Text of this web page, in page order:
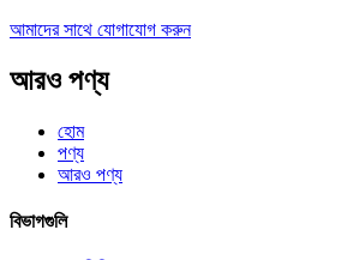
আমাদের সাথে যোগাযোগ করুন
আরও পণ্য
হোম
পণ্য
আরও পণ্য
বিভাগগুলি